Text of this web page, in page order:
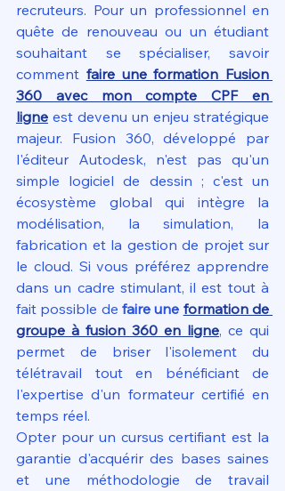
recruteurs. Pour un professionnel en
quête de renouveau ou un étudiant
souhaitant se spécialiser, savoir
comment faire une formation Fusion
360 avec mon compte CPF en
ligne est devenu un enjeu stratégique
majeur. Fusion 360, développé par
l'éditeur Autodesk, n'est pas qu'un
simple logiciel de dessin ; c'est un
écosystème global qui intègre la
modélisation, la simulation, la
fabrication et la gestion de projet sur
le cloud. Si vous préférez apprendre
dans un cadre stimulant, il est tout à
fait possible de faire une formation de
groupe à fusion 360 en ligne, ce qui
permet de briser l'isolement du
télétravail tout en bénéficiant de
l'expertise d'un formateur certifié en
temps réel.
Opter pour un cursus certifiant est la
garantie d'acquérir des bases saines
et une méthodologie de travail